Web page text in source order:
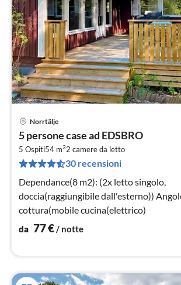
Norrtälje
5 persone case ad EDSBRO
5 Ospiti54 m22 camere da letto
30 recensioni
Dependance(8 m2): (2x letto singolo,
doccia(raggiungibile dall'esterno)) Angolo
cottura(mobile cucina(elettrico)
da 77€/ notte